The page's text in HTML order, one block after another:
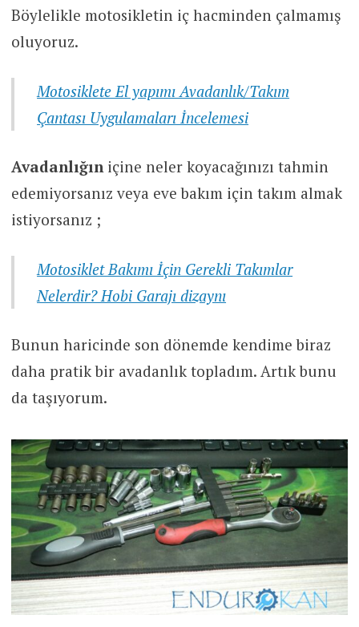
Böylelikle motosikletin iç hacminden çalmamış
oluyoruz.
Motosiklete El yapımı Avadanlık/Takım
Çantası Uygulamaları İncelemesi
Avadanlığıniçine neler koyacağınızı tahmin
edemiyorsanız veya eve bakım için takım almak
istiyorsanız ;
Motosiklet Bakımı İçin Gerekli Takımlar
Nelerdir? Hobi Garajı dizaynı
Bunun haricinde son dönemde kendime biraz
daha pratik bir avadanlık topladım. Artık bunu
da taşıyorum.